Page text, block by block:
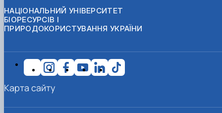
НАЦІОНАЛЬНИЙ УНІВЕРСИТЕТ
БІОРЕСУРСІВ І
ПРИРОДОКОРИСТУВАННЯ УКРАЇНИ
Карта сайту